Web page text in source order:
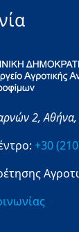
2,Αθήνα,
+30